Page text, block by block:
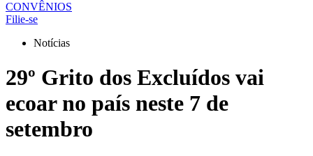
CONVÊNIOS
Filie-se
Notícias
29º Grito dos Excluídos vai
ecoar no país neste 7 de
setembro